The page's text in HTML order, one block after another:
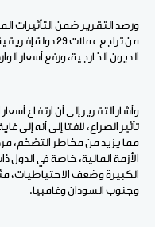
ورصد التقرير ضمن التأثيرات
من تراجع عملات
الديون الخارجية، ورفع أسعار
وأشار التقرير إلى أن ارتفاع
مما يزيد من مخاطر التضخم،
الأزمة المالية، خاصة في الدول
الكبيرة وضعف الاحتياطيات،
وجنوب السودان وغامبيا.